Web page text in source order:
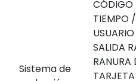
CÓDIGO
TIEMPO
USUARIO
SALIDA
Sistema de
RANURA